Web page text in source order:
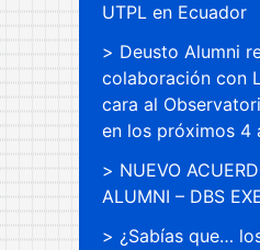
UTPL en Ecuador
Deusto Alumni
colaboración con
cara al
en los próximos 4
NUEVO
ALUMNI – DBS
¿Sabías que…